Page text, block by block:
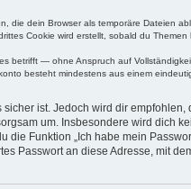
dein Browser als temporäre Dateien
Cookie wird erstellt, sobald du
betrifft — ohne Anspruch auf
besteht mindestens aus einem
ist. Jedoch wird dir
um. Insbesondere wird dich
Funktion „Ich habe mein
Passwort an diese Adresse, mit